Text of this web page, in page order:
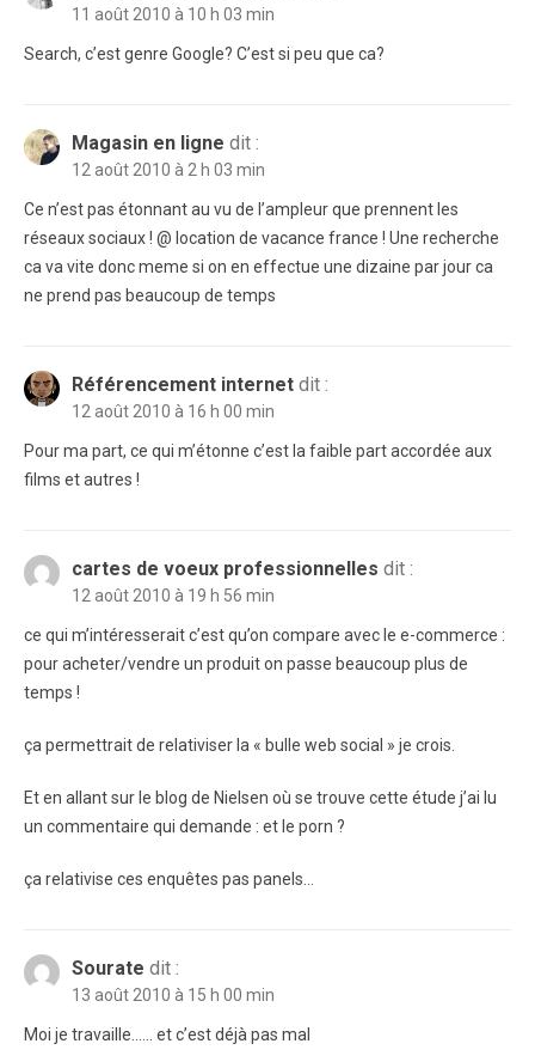
11 août 2010 à 10 h 03 min
Search, c’est genre Google? C’est si peu que ca?
Magasin en ligne dit :
12 août 2010 à 2 h 03 min
Ce n’est pas étonnant au vu de l’ampleur que prennent les
réseaux sociaux ! @ location de vacance france ! Une recherche
ca va vite donc meme si on en effectue une dizaine par jour ca
ne prend pas beaucoup de temps
Référencement internet dit :
12 août 2010 à 16 h 00 min
Pour ma part, ce qui m’étonne c’est la faible part accordée aux
films et autres !
cartes de voeux professionnelles dit :
12 août 2010 à 19 h 56 min
ce qui m’intéresserait c’est qu’on compare avec le e-commerce :
pour acheter/vendre un produit on passe beaucoup plus de
temps !
ça permettrait de relativiser la « bulle web social » je crois.
Et en allant sur le blog de Nielsen où se trouve cette étude j’ai lu
un commentaire qui demande : et le porn ?
ça relativise ces enquêtes pas panels…
Sourate dit :
13 août 2010 à 15 h 00 min
Moi je travaille…… et c’est déjà pas mal